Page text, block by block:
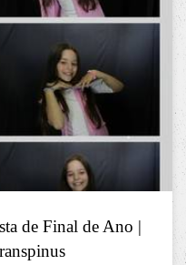
de Final de Ano |